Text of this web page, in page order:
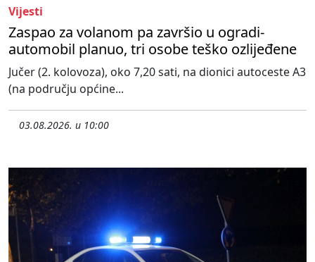
Vijesti
Zaspao za volanom pa završio u ogradi-
automobil planuo, tri osobe teško ozlijeđene
Jučer (2. kolovoza), oko 7,20 sati, na dionici autoceste A3
(na području općine...
03.08.2026. u 10:00